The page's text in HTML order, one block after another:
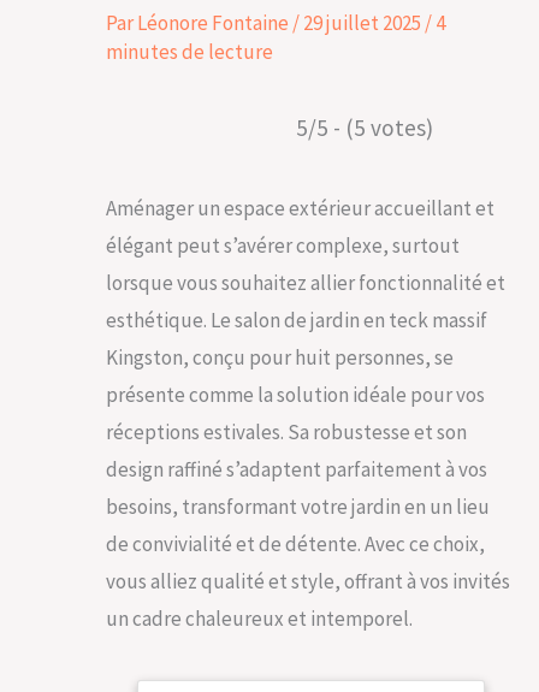
ParLéonore Fontaine /29 juillet 2025 /4
minutes de lecture
5/5 - (5 votes)
Aménager un espace extérieur accueillant et
élégant peut s’avérer complexe, surtout
lorsque vous souhaitez allier fonctionnalité et
esthétique. Le salon de jardin en teck massif
Kingston, conçu pour huit personnes, se
présente comme la solution idéale pour vos
réceptions estivales. Sa robustesse et son
design raffiné s’adaptent parfaitement à vos
besoins, transformant votre jardin en un lieu
de convivialité et de détente. Avec ce choix,
vous alliez qualité et style, offrant à vos invités
un cadre chaleureux et intemporel.